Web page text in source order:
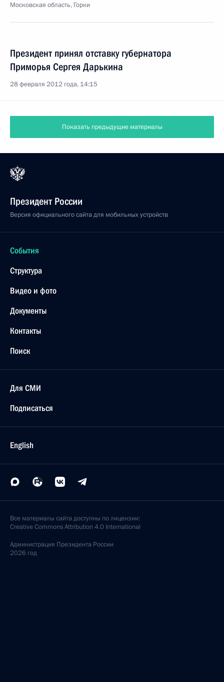
Московская область, Горки
Президент принял отставку губернатора
Приморья Сергея Дарькина
28 февраля 2012 года, 14:15
Показать предыдущие материалы
Президент России
Версия официального сайта для мобильных устройств
События
Структура
Видео и фото
Документы
Контакты
Поиск
Для СМИ
Подписаться
English
Все материалы сайта доступны по лицензии:
Creative Commons Attribution 4.0 International
Администрация Президента России
2026 год